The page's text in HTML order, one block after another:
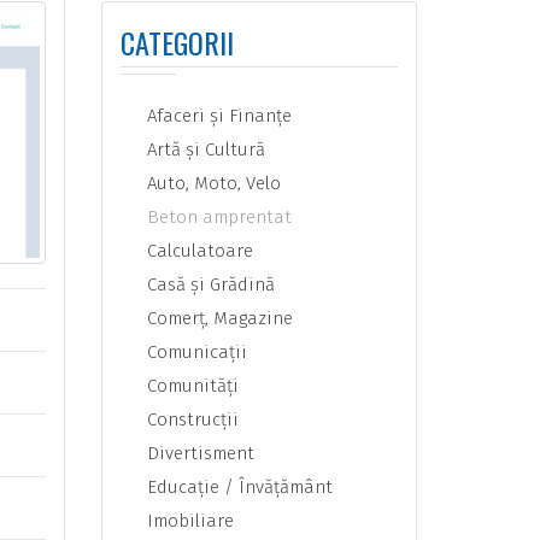
CATEGORII
Afaceri şi Finanţe
Artă şi Cultură
Auto, Moto, Velo
Beton amprentat
Calculatoare
Casă şi Grădină
Comerţ, Magazine
Comunicaţii
Comunităţi
Construcţii
Divertisment
Educaţie / Învăţământ
Imobiliare